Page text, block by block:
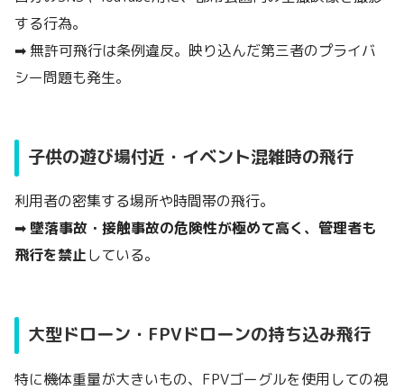
する行為。
➡ 無許可飛行は条例違反。映り込んだ第三者のプライバ
シー問題も発生。
子供の遊び場付近・イベント混雑時の飛行
利用者の密集する場所や時間帯の飛行。
➡ 墜落事故・接触事故の危険性が極めて高く、管理者も
飛行を禁止している。
大型ドローン・FPVドローンの持ち込み飛行
特に機体重量が大きいもの、FPVゴーグルを使用しての視